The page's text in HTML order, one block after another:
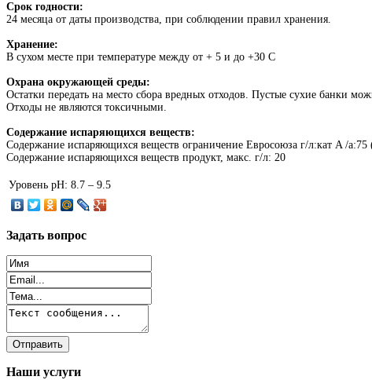
Срок годности:
24 месяца от даты производства, при соблюдении правил хранения.
Хранение:
В сухом месте при температуре между от + 5 и до +30 C
Охрана окружающей среды:
Остатки передать на место сбора вредных отходов. Пустые сухие банки
Отходы не являются токсичными.
Содержание испаряющихся веществ:
Содержание испаряющихся веществ ограничение Евросоюза г/л:кaт A /a:75
Содержание испаряющихся веществ продукт, макс. г/л: 20
Уровень pH: 8.7 – 9.5
Задать вопрос
Наши услуги